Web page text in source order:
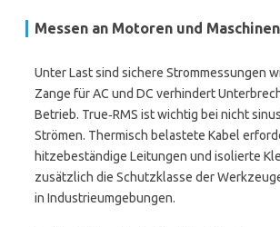
Messen an Motoren und Maschinen
Unter Last sind sichere Strommessungen
Zange für AC und DC verhindert
Betrieb. True‑RMS ist wichtig bei nicht
Strömen. Thermisch belastete Kabel
hitzebeständige Leitungen und isolierte
zusätzlich die Schutzklasse der
in Industrieumgebungen.